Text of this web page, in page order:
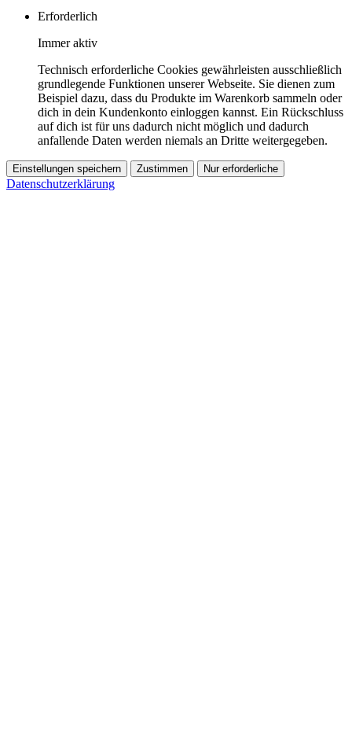
Erforderlich
Immer aktiv
Technisch erforderliche Cookies gewährleisten ausschließlich
grundlegende Funktionen unserer Webseite. Sie dienen zum
Beispiel dazu, dass du Produkte im Warenkorb sammeln oder
dich in dein Kundenkonto einloggen kannst. Ein Rückschluss
auf dich ist für uns dadurch nicht möglich und dadurch
anfallende Daten werden niemals an Dritte weitergegeben.
Einstellungen speichern Zustimmen Nur erforderliche
Datenschutzerklärung